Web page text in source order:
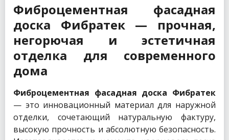
Фиброцементная фасадная
доска Фибратек — прочная,
негорючая и эстетичная
отделка для современного
дома
Фиброцементная фасадная доска Фибратек
— это инновационный материал для наружной
отделки, сочетающий натуральную фактуру,
высокую прочность и абсолютную безопасность.